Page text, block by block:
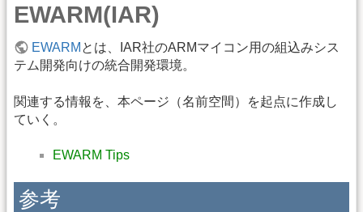
EWARM(IAR)
EWARM とは、IAR社のARMマイコン用の組込みシス
テム開発向けの統合開発環境。
関連する情報を、本ページ（名前空間）を起点に作成し
ていく。
EWARM Tips
参考